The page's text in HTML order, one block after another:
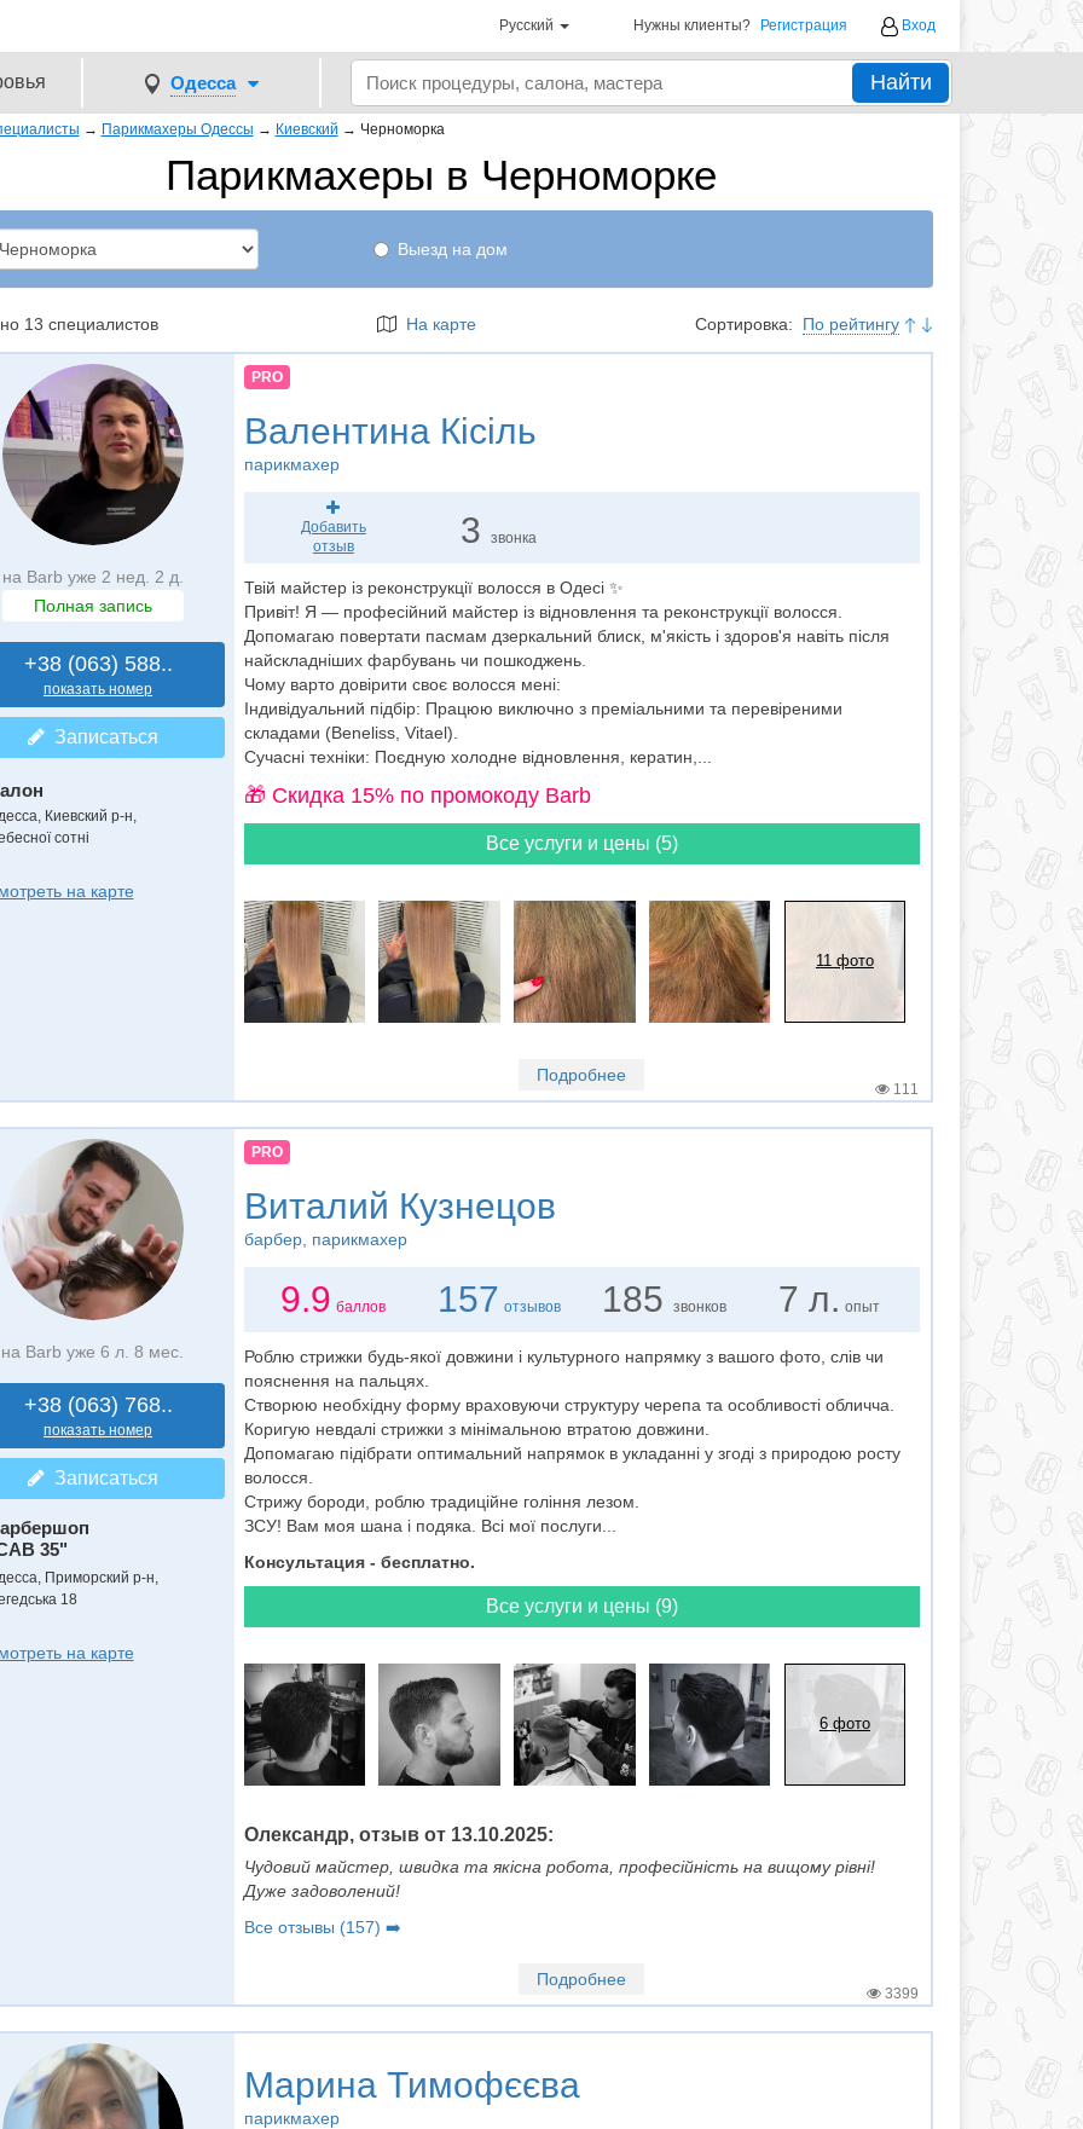
Русский Нужны клиенты? Регистрация Вход
Одесса Найти
→ Парикмахеры Одессы → Киевский → Черноморка
Парикмахеры в Черноморке
Выезд на дом
13 специалистов На карте Сортировка: По рейтингу
на Barb уже 2 нед. 2 д.
Полная запись
+38 (063) 588..
показать номер
Записаться
Киевский р-н,
сотні
на карте
PRO
Валентина Кісіль
парикмахер
Добавить
отзыв
3звонка
Твій майстер із реконструкції волосся в Одесі ✨
​Привіт! Я — професійний майстер із відновлення та реконструкції волосся.
Допомагаю повертати пасмам дзеркальний блиск, м'якість і здоров'я навіть після
найскладніших фарбувань чи пошкоджень.
​Чому варто довірити своє волосся мені:
​Індивідуальний підбір: Працюю виключно з преміальними та перевіреними
складами (Beneliss, Vitael).
​Сучасні техніки: Поєдную холодне відновлення, кератин,...
🎁 Cкидка 15% по промокоду Barb
Все услуги и цены (5)
11 фото
Подробнее
111
на Barb уже 6 л. 8 мес.
+38 (063) 768..
показать номер
Записаться
35"
Приморский р-н,
18
на карте
PRO
Виталий Кузнецов
барбер, парикмахер
9.9 баллов 157 отзывов 185 звонков 7 л. опыт
Роблю стрижки будь-якої довжини i культурного напрямку з вашого фото, слiв чи
пояснення на пальцях.
Створюю необхiдну форму враховуючи структуру черепа та особливостi обличча.
Коригую невдалi стрижки з мiнiмальною втратою довжини.
Допомагаю пiдiбрати оптимальний напрямок в укладаннi у згоді з природою росту
волосся.
Стрижу бороди, роблю традицiйне голiння лезом.
ЗСУ! Вам моя шана і подяка. Всі мої послуги...
Консультация - бесплатно.
Все услуги и цены (9)
6 фото
Олександр, отзыв от 13.10.2025:
Чудовий майстер, швидка та якісна робота, професійність на вищому рівні!
Дуже задоволений!
Все отзывы (157) ➡️
Подробнее
3399
Марина Тимофєєва
парикмахер